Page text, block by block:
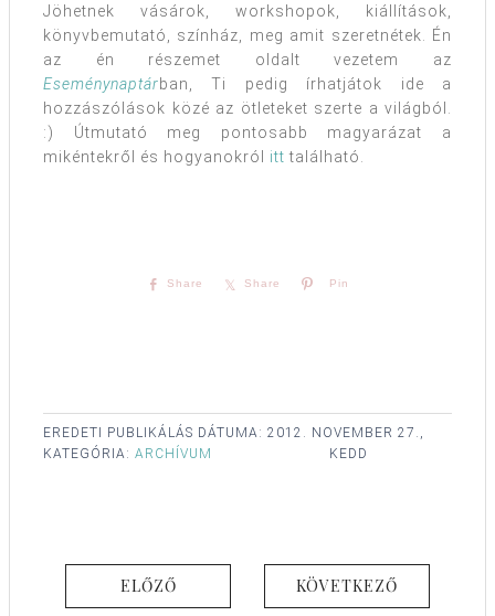
Jöhetnek vásárok, workshopok, kiállítások,
könyvbemutató, színház, meg amit szeretnétek. Én
az én részemet oldalt vezetem az
Eseménynaptárban, Ti pedig írhatjátok ide a
hozzászólások közé az ötleteket szerte a világból.
:) Útmutató meg pontosabb magyarázat a
mikéntekről és hogyanokról itt található.
Share Share Pin
EREDETI PUBLIKÁLÁS DÁTUMA: 2012. NOVEMBER 27.,
KEDD
KATEGÓRIA: ARCHÍVUM
ELŐZŐ KÖVETKEZŐ